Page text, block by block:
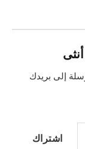
إلى بريدك
اشتراك